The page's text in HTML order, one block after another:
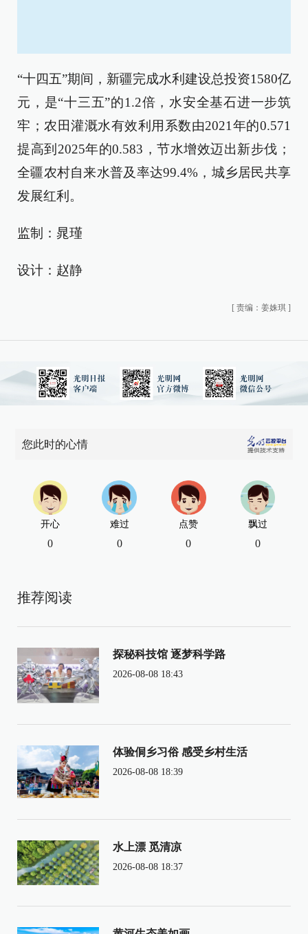
“十四五”期间，新疆完成水利建设总投资1580亿
元，是“十三五”的1.2倍，水安全基石进一步筑
牢；农田灌溉水有效利用系数由2021年的0.571
提高到2025年的0.583，节水增效迈出新步伐；
全疆农村自来水普及率达99.4%，城乡居民共享
发展红利。
监制：晁瑾
设计：赵静
[ 责编：姜姝琪 ]
您此时的心情
开心
0
难过
0
点赞
0
飘过
0
推荐阅读
探秘科技馆 逐梦科学路
2026-08-08 18:43
体验侗乡习俗 感受乡村生活
2026-08-08 18:39
水上漂 觅清凉
2026-08-08 18:37